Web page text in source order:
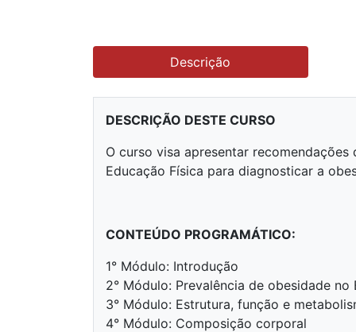
Descrição
DESCRIÇÃO DESTE CURSO
O curso visa apresentar
Educação Física para diagnosticar a
CONTEÚDO PROGRAMÁTICO:
1° Módulo: Introdução
2° Módulo: Prevalência de obesidade no
3° Módulo: Estrutura, função e
4° Módulo: Composição corporal